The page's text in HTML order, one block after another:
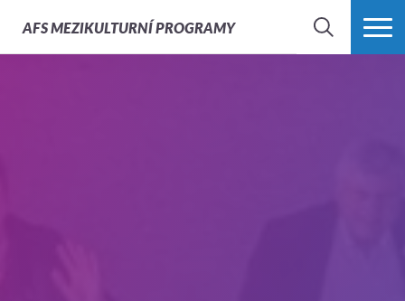
AFSMEZIKULTURNÍ PROGRAMY
HLEDAT VÍCE